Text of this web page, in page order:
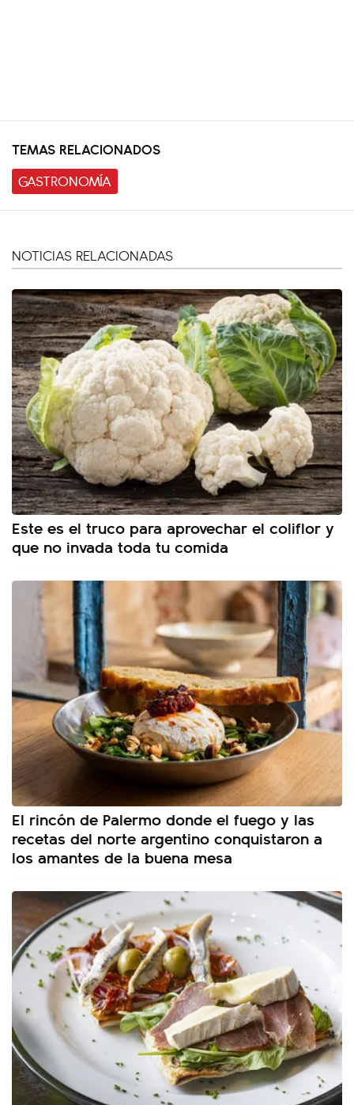
TEMAS RELACIONADOS
GASTRONOMÍA
NOTICIAS RELACIONADAS
Este es el truco para aprovechar el coliflor y
que no invada toda tu comida
El rincón de Palermo donde el fuego y las
recetas del norte argentino conquistaron a
los amantes de la buena mesa